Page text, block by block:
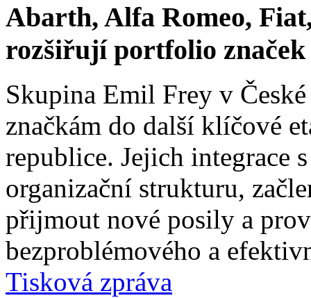
Abarth, Alfa Romeo,
rozšiřují portfolio
Skupina Emil Frey v
značkám do další klíčové
republice. Jejich integrace
organizační strukturu,
přijmout nové posily a
bezproblémového a
Tisková zpráva